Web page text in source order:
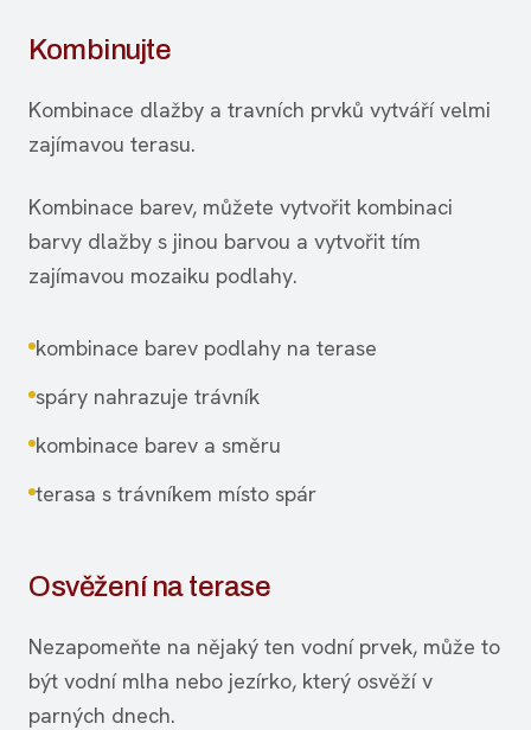
Kombinujte
Kombinace dlažby a travních prvků vytváří velmi
zajímavou terasu.
Kombinace barev, můžete vytvořit kombinaci
barvy dlažby s jinou barvou a vytvořit tím
zajímavou mozaiku podlahy.
kombinace barev podlahy na terase
spáry nahrazuje trávník
kombinace barev a směru
terasa s trávníkem místo spár
Osvěžení na terase
Nezapomeňte na nějaký ten vodní prvek, může to
být vodní mlha nebo jezírko, který osvěží v
parných dnech.